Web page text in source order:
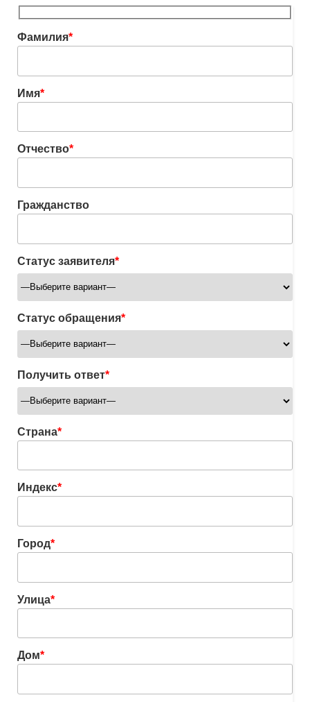
Фамилия*
Имя*
Отчество*
Гражданство
Статус заявителя*
Статус обращения*
Получить ответ*
Страна*
Индекс*
Город*
Улица*
Дом*